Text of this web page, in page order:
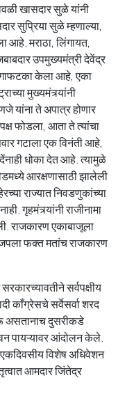
खासदार सुळे यांनी
सुप्रिया सुळे म्हणाल्या,
आहे. मराठा, लिंगायत,
उपमुख्यमंत्री देवेंद्र
केला आहे, एका
मुख्यमंत्र्यांनी
यांना ते अपात्र होणार
फोडला, आता ते त्यांचा
गटाला एक विनंती आहे,
धोका देत आहे. त्यामुळे
आरक्षणासाठी झालेली
राज्यात निवडणुकांच्या
गृहमंत्र्यांनी राजीनामा
राजकारण एकाबाजूला
फक्त मतांच राजकारण
सर्वपक्षीय
काँग्रेसचे सर्वेसर्वा शरद
असतानाच दुसरीकडे
पायऱ्यावर आंदोलन केले.
एकदिवसीय विशेष अधिवेशन
आमदार जिंतेद्र